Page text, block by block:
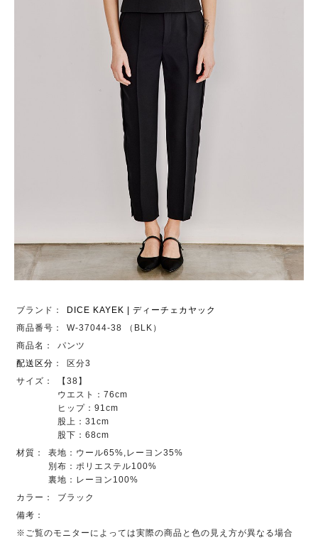
ブランド：
DICE KAYEK | ディーチェカヤック
商品番号：
W-37044-38 （BLK）
商品名：
パンツ
配送区分 ：
区分3
サイズ：
【38】
ウエスト：76cm
ヒップ：91cm
股上：31cm
股下：68cm
材質：
表地：ウール65%,レーヨン35%
別布：ポリエステル100%
裏地：レーヨン100%
カラー：
ブラック
備考：
※ご覧のモニターによっては実際の商品と色の見え方が異なる場合